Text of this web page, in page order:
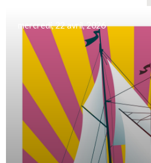
mercredi, 22 avril, 2026